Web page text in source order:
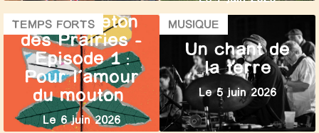
Le Feuilleton
des Prairies –
Episode 1 :
Pour l’amour
du mouton
Le 6 juin 2026
TEMPS FORTS
Un chant de
la terre
Le 5 juin 2026
MUSIQUE